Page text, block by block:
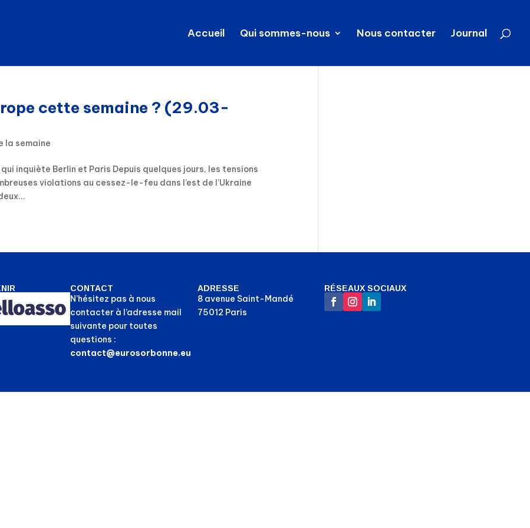
Accueil Qui sommes-nous Nous contacter Journal
cette semaine ? (29.03-
la semaine
inquiète Berlin et Paris Depuis quelques jours, les tensions
violations au cessez-le-feu dans l’est de l’Ukraine
CONTACT
N’hésitez pas à nous
contacter à l’adresse mail
suivante pour toutes
questions :
contact@eurosorbonne.eu
ADRESSE
8 avenue Saint-Mandé
75012 Paris
RÉSEAUX SOCIAUX